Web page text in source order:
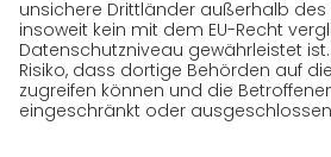
GO! als Arbeitgeber
Arbeitsbereiche
Offene Stellen
Initiativbewerbung bei GO!
Datenschutz